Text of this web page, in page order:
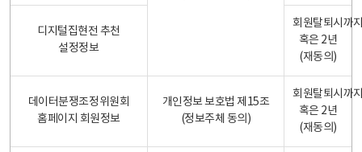
디지털집현전 추천
설정정보
회원탈퇴시까
혹은 2년
(재동의)
데이터분쟁조정위원회
홈페이지 회원정보
개인정보 보호법 제15조
(정보주체 동의)
회원탈퇴시까
혹은 2년
(재동의)